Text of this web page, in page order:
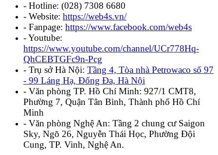
- Hotline: (028) 7308 6680
- Website: https://web4s.vn/
- Fanpage: https://www.facebook.com/web4s
- Youtube:
https://www.youtube.com/channel/UCr778Hq-
QhCEBTGFc9n-Pcg
- Trụ sở Hà Nội: Tầng 4, Tòa nhà Petrowaco số 97
- 99 Láng Hạ, Đống Đa, Hà Nội
- Văn phòng TP. Hồ Chí Minh: 927/1 CMT8,
Phường 7, Quận Tân Bình, Thành phố Hồ Chí
Minh
- Văn phòng Nghệ An: Tầng 2 chung cư Saigon
Sky, Ngõ 26, Nguyễn Thái Học, Phường Đội
Cung, TP. Vinh, Nghệ An.